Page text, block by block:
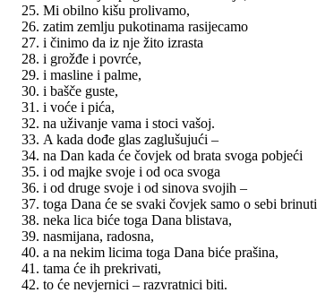
Mi obilno kišu prolivamo,
zatim zemlju pukotinama rasijecamo
i činimo da iz nje žito izrasta
i grožđe i povrće,
i masline i palme,
i bašče guste,
i voće i pića,
na uživanje vama i stoci vašoj.
A kada dođe glas zaglušujući –
na Dan kada će čovjek od brata svoga pobjeći
i od majke svoje i od oca svoga
i od druge svoje i od sinova svojih –
toga Dana će se svaki čovjek samo o sebi brinuti
neka lica biće toga Dana blistava,
nasmijana, radosna,
a na nekim licima toga Dana biće prašina,
tama će ih prekrivati,
to će nevjernici – razvratnici biti.